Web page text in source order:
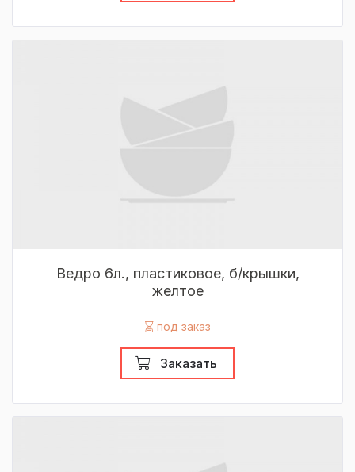
Ведро 6л., пластиковое, б/крышки,
желтое
под заказ
Заказать